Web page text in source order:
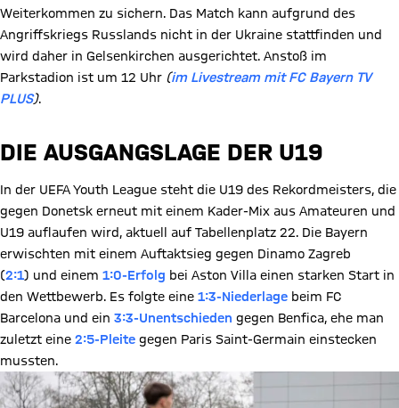
Weiterkommen zu sichern. Das Match kann aufgrund des
Angriffskriegs Russlands nicht in der Ukraine stattfinden und
wird daher in Gelsenkirchen ausgerichtet. Anstoß im
Parkstadion ist um 12 Uhr (im Livestream mit FC Bayern TV
PLUS).
DIE AUSGANGSLAGE DER U19
In der UEFA Youth League steht die U19 des Rekordmeisters, die
gegen Donetsk erneut mit einem Kader-Mix aus Amateuren und
U19 auflaufen wird, aktuell auf Tabellenplatz 22. Die Bayern
erwischten mit einem Auftaktsieg gegen Dinamo Zagreb
(2:1) und einem 1:0-Erfolg bei Aston Villa einen starken Start in
den Wettbewerb. Es folgte eine 1:3-Niederlage beim FC
Barcelona und ein 3:3-Unentschieden gegen Benfica, ehe man
zuletzt eine 2:5-Pleite gegen Paris Saint-Germain einstecken
mussten.